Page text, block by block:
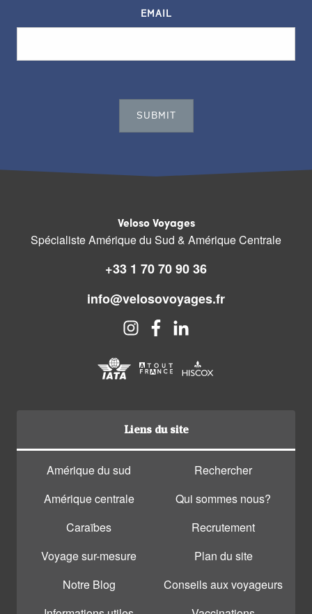
EMAIL
Veloso Voyages
Spécialiste Amérique du Sud & Amérique Centrale
+33 1 70 70 90 36
info@velosovoyages.fr
Liens du site
Amérique du sud
Amérique centrale
Caraïbes
Voyage sur-mesure
Notre Blog
Rechercher
Qui sommes nous?
Recrutement
Plan du site
Conseils aux voyageurs